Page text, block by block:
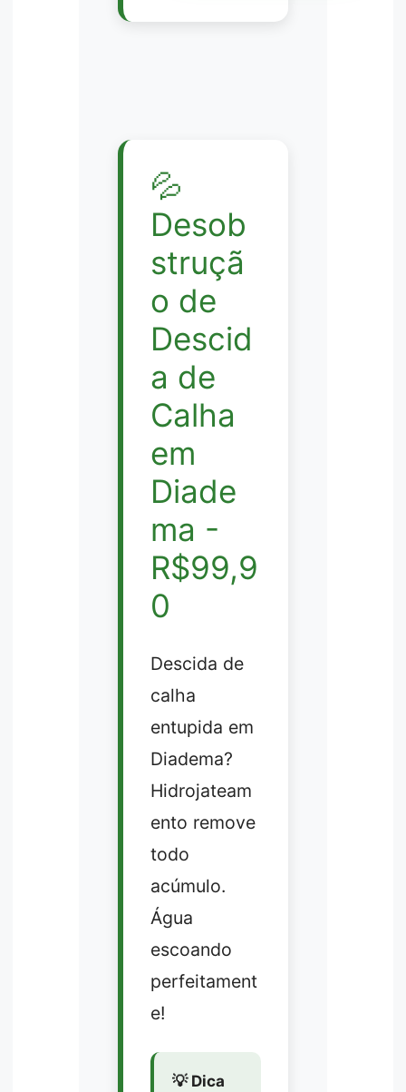
💦
Desob
struçã
o de
Descid
a de
Calha
em
Diade
ma -
R$99,9
0
Descida de
calha
entupida em
Diadema?
Hidrojateam
ento remove
todo
acúmulo.
Água
escoando
perfeitament
e!
💡 Dica